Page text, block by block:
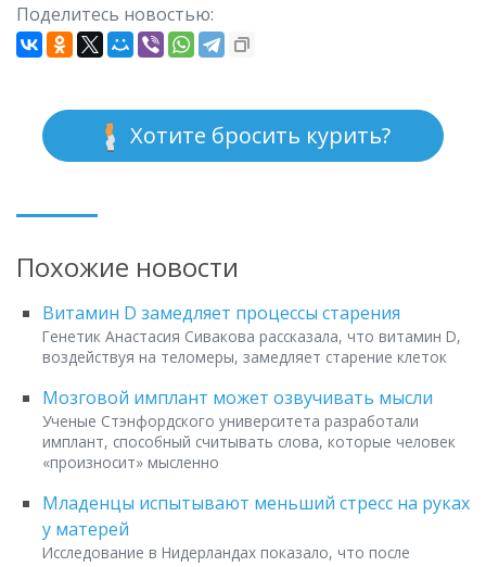
Поделитесь новостью:
Хотите бросить курить?
Похожие новости
Витамин D замедляет процессы старения
Генетик Анастасия Сивакова рассказала, что витамин D,
воздействуя на теломеры, замедляет старение клеток
Мозговой имплант может озвучивать мысли
Ученые Стэнфордского университета разработали
имплант, способный считывать слова, которые человек
«произносит» мысленно
Младенцы испытывают меньший стресс на руках
у матерей
Исследование в Нидерландах показало, что после